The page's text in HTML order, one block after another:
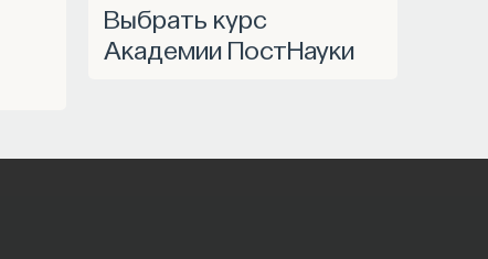
Выбрать курс
Академии ПостНауки